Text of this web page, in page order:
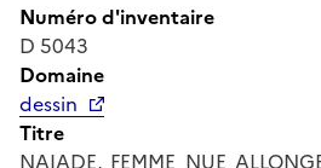
Numéro d'inventaire
D 5043
Domaine
dessin
Titre
NAIADE, FEMME NUE